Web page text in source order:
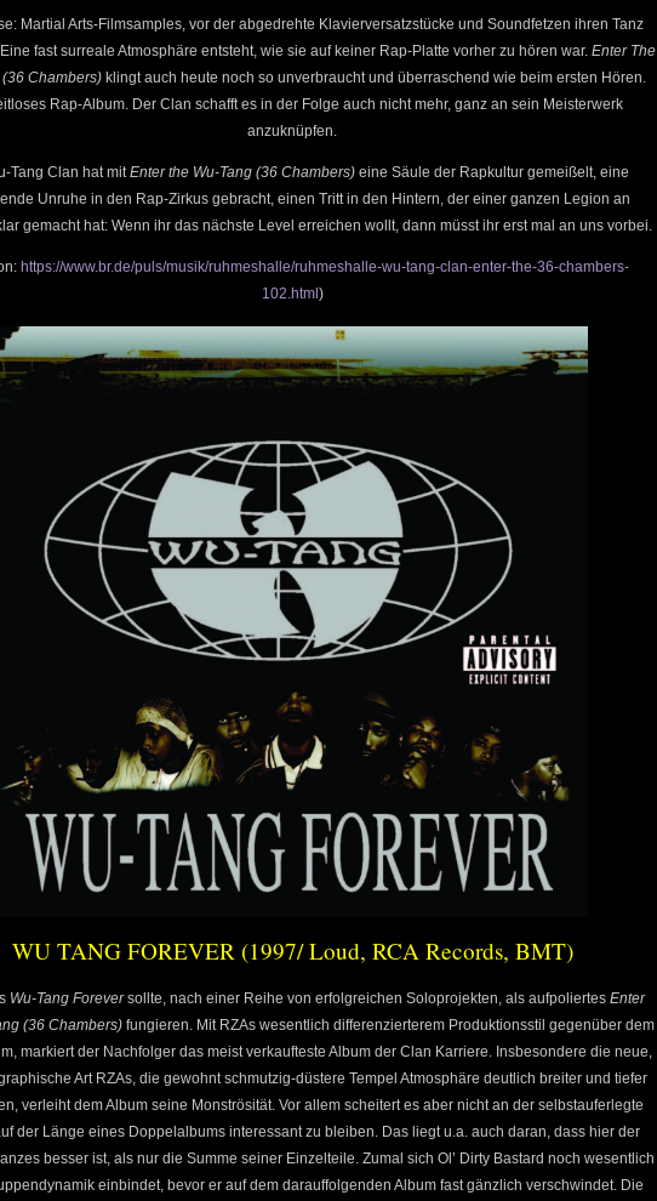
Martial Arts-Filmsamples, vor der abgedrehte Klavierversatzstücke und Soundfetzen ihren Tanz
fast surreale Atmosphäre entsteht, wie sie auf keiner Rap-Platte vorher zu hören war. Enter The
(36 Chambers)klingt auch heute noch so unverbraucht und überraschend wie beim ersten Hören.
Rap-Album. Der Clan schafft es in der Folge auch nicht mehr, ganz an sein Meisterwerk
anzuknüpfen.
Tang Clan hat mit Enter the Wu-Tang (36 Chambers)eine Säule der Rapkultur gemeißelt, eine
Unruhe in den Rap-Zirkus gebracht, einen Tritt in den Hintern, der einer ganzen Legion an
gemacht hat: Wenn ihr das nächste Level erreichen wollt, dann müsst ihr erst mal an uns vorbei.
https://www.br.de/puls/musik/ruhmeshalle/ruhmeshalle-wu-tang-clan-enter-the-36-chambers-
102.html)
WU TANG FOREVER (1997/ Loud, RCA Records, BMT)
Wu-Tang Foreversollte, nach einer Reihe von erfolgreichen Soloprojekten, als aufpoliertes Enter
(36 Chambers)fungieren. Mit RZAs wesentlich differenzierterem Produktionsstil gegenüber dem
markiert der Nachfolger das meist verkaufteste Album der Clan Karriere. Insbesondere die neue,
Art RZAs, die gewohnt schmutzig-düstere Tempel Atmosphäre deutlich breiter und tiefer
verleiht dem Album seine Monströsität. Vor allem scheitert es aber nicht an der selbstauferlegte
der Länge eines Doppelalbums interessant zu bleiben. Das liegt u.a. auch daran, dass hier der
besser ist, als nur die Summe seiner Einzelteile. Zumal sich Ol’ Dirty Bastard noch wesentlich
einbindet, bevor er auf dem darauffolgenden Album fast gänzlich verschwindet. Die